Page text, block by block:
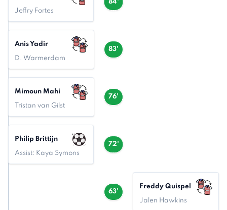
84'
Jeffry Fortes
83'
Anis Yadir
D. Warmerdam
76'
Mimoun Mahi
Tristan van Gilst
72'
Philip Brittijn
Assist: Kaya Symons
63'
Freddy Quispel
Jalen Hawkins